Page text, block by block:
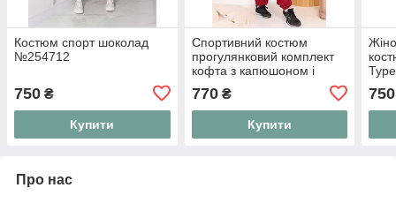
Костюм спорт шоколад
№254712
750 ₴
Купити
Спортивний костюм
прогулянковий комплект
кофта з капюшоном і
розтяжності
770₴
Купити
750
Про нас